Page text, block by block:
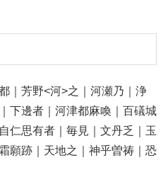
｜芳野<河>之｜河瀬乃｜浄
下邊者｜河津都麻喚｜百礒城
仁思有者｜毎見｜文丹乏｜玉
願跡｜天地之｜神乎曽祷｜恐